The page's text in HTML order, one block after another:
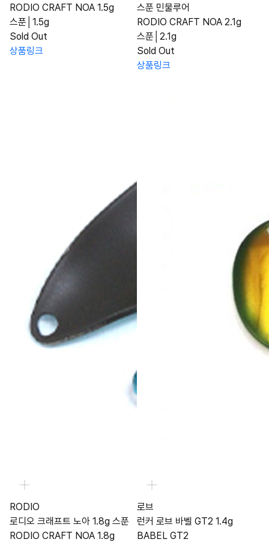
RODIO CRAFT NOA 1.5g
스푼│1.5g
Sold Out
상품링크
스푼 민물루어
RODIO CRAFT NOA 2.1g
스푼│2.1g
Sold Out
상품링크
RODIO
로디오 크래프트 노아 1.8g 스푼
RODIO CRAFT NOA 1.8g
로브
런커 로브 바벨 GT2 1.4g
BABEL GT2